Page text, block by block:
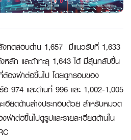
ทดสอบด่าน 1,657 มีแนวรับที่ 1,633
หลัก และถ้าทะลุ 1,643 ได้ มีลุ้นกลับขึ้น
องฝ่าต่อขึ้นไป โดยดูกรอบของ
974 และด่านที่ 996 และ 1,002-1,005
เอียดด้านล่างประกอบด้วย สำหรับหมวด
ฝ่าต่อขึ้นไปดูรูปและรายละเอียดด้านใน